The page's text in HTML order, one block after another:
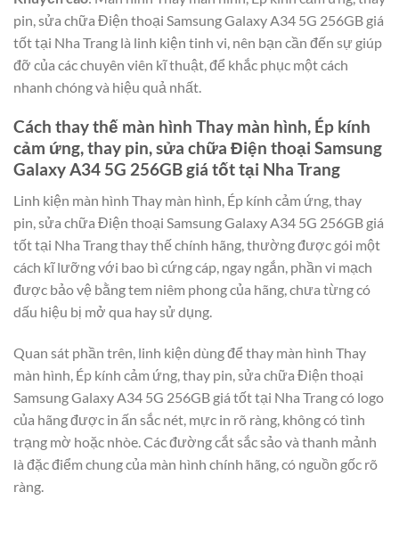
pin, sửa chữa Điện thoại Samsung Galaxy A34 5G 256GB giá
tốt tại Nha Trang là linh kiện tinh vi, nên bạn cần đến sự giúp
đỡ của các chuyên viên kĩ thuật, để khắc phục một cách
nhanh chóng và hiệu quả nhất.
Cách thay thế màn hình Thay màn hình, Ép kính
cảm ứng, thay pin, sửa chữa Điện thoại Samsung
Galaxy A34 5G 256GB giá tốt tại Nha Trang
Linh kiện màn hình Thay màn hình, Ép kính cảm ứng, thay
pin, sửa chữa Điện thoại Samsung Galaxy A34 5G 256GB giá
tốt tại Nha Trang thay thế chính hãng, thường được gói một
cách kĩ lưỡng với bao bì cứng cáp, ngay ngắn, phần vi mạch
được bảo vệ bằng tem niêm phong của hãng, chưa từng có
dấu hiệu bị mở qua hay sử dụng.
Quan sát phần trên, linh kiện dùng để thay màn hình Thay
màn hình, Ép kính cảm ứng, thay pin, sửa chữa Điện thoại
Samsung Galaxy A34 5G 256GB giá tốt tại Nha Trang có logo
của hãng được in ấn sắc nét, mực in rõ ràng, không có tình
trạng mờ hoặc nhòe. Các đường cắt sắc sảo và thanh mảnh
là đặc điểm chung của màn hình chính hãng, có nguồn gốc rõ
ràng.